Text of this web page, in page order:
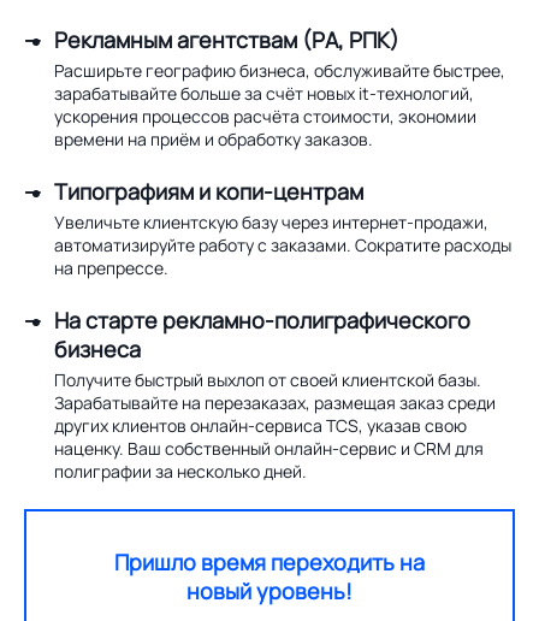
Рекламным агентствам (РА, РПК)
Расширьте географию бизнеса, обслуживайте быстрее,
зарабатывайте больше за счёт новых it-технологий,
ускорения процессов расчёта стоимости, экономии
времени на приём и обработку заказов.
Типографиям и копи-центрам
Увеличьте клиентскую базу через интернет-продажи,
автоматизируйте работу с заказами. Сократите расходы
на препрессе.
На старте рекламно-полиграфического
бизнеса
Получите быстрый выхлоп от своей клиентской базы.
Зарабатывайте на перезаказах, размещая заказ среди
других клиентов онлайн-сервиса TCS, указав свою
наценку. Ваш собственный онлайн-сервис и CRM для
полиграфии за несколько дней.
Пришло время переходить на
новый уровень!